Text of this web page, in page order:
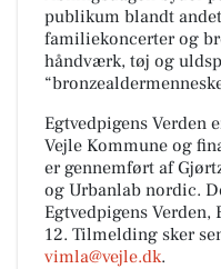
publikum blandt
familiekoncerter og
håndværk, tøj og
Egtvedpigens Verden
Vejle Kommune og
er gennemført af
og Urbanlab nordic.
Egtvedpigens
12. Tilmelding sker
vimla@vejle.dk.